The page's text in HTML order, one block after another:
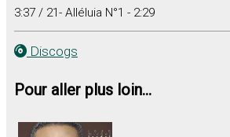
3:37 / 21- Alléluia N°1 - 2:29
Discogs
Pour aller plus loin...